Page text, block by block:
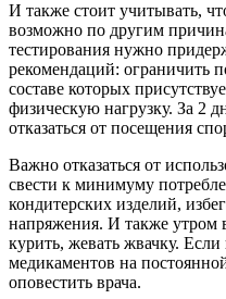
И также стоит учитывать,
возможно по другим
тестирования нужно
рекомендаций: ограничить
составе которых
физическую нагрузку. За 2
отказаться от посещения
Важно отказаться от
свести к минимуму
кондитерских изделий,
напряжения. И также утром
курить, жевать жвачку.
медикаментов на
оповестить врача.